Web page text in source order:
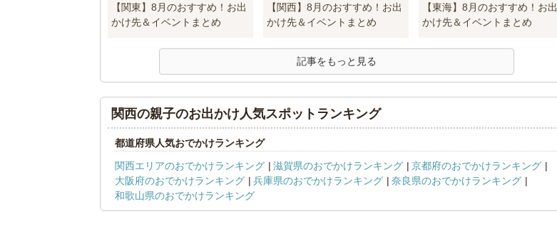
【関東】8月のおすすめ！お出
かけ先＆イベントまとめ
【関西】8月のおすすめ！お出
かけ先＆イベントまとめ
【東海】8月のおすすめ！お出
かけ先＆イベントまとめ
記事をもっと見る
関西の親子のお出かけ人気スポットランキング
都道府県人気おでかけランキング
関西エリアのおでかけランキング
滋賀県のおでかけランキング
京都府のおでかけランキング
大阪府のおでかけランキング
兵庫県のおでかけランキング
奈良県のおでかけランキング
和歌山県のおでかけランキング